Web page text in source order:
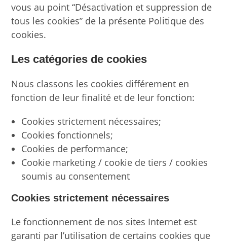
vous au point “Désactivation et suppression de
tous les cookies” de la présente Politique des
cookies.
Les catégories de cookies
Nous classons les cookies différement en
fonction de leur finalité et de leur fonction:
Cookies strictement nécessaires;
Cookies fonctionnels;
Cookies de performance;
Cookie marketing / cookie de tiers / cookies
soumis au consentement
Cookies strictement nécessaires
Le fonctionnement de nos sites Internet est
garanti par l’utilisation de certains cookies que